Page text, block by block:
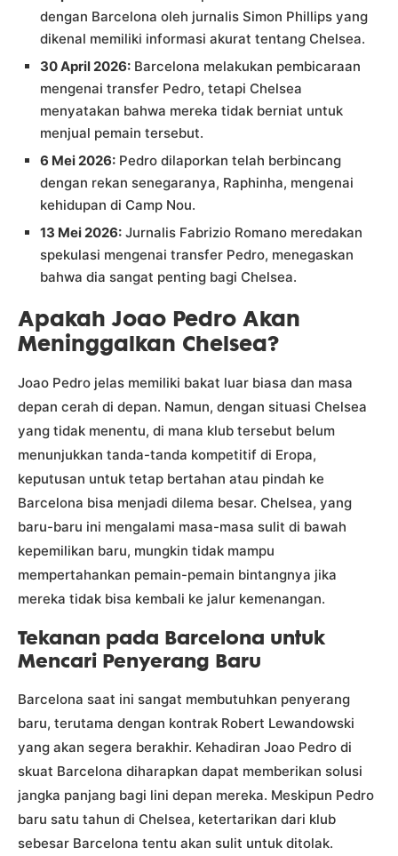
dengan Barcelona oleh jurnalis Simon Phillips yang
dikenal memiliki informasi akurat tentang Chelsea.
30 April 2026: Barcelona melakukan pembicaraan
mengenai transfer Pedro, tetapi Chelsea
menyatakan bahwa mereka tidak berniat untuk
menjual pemain tersebut.
6 Mei 2026: Pedro dilaporkan telah berbincang
dengan rekan senegaranya, Raphinha, mengenai
kehidupan di Camp Nou.
13 Mei 2026: Jurnalis Fabrizio Romano meredakan
spekulasi mengenai transfer Pedro, menegaskan
bahwa dia sangat penting bagi Chelsea.
Apakah Joao Pedro Akan
Meninggalkan Chelsea?
Joao Pedro jelas memiliki bakat luar biasa dan masa
depan cerah di depan. Namun, dengan situasi Chelsea
yang tidak menentu, di mana klub tersebut belum
menunjukkan tanda-tanda kompetitif di Eropa,
keputusan untuk tetap bertahan atau pindah ke
Barcelona bisa menjadi dilema besar. Chelsea, yang
baru-baru ini mengalami masa-masa sulit di bawah
kepemilikan baru, mungkin tidak mampu
mempertahankan pemain-pemain bintangnya jika
mereka tidak bisa kembali ke jalur kemenangan.
Tekanan pada Barcelona untuk
Mencari Penyerang Baru
Barcelona saat ini sangat membutuhkan penyerang
baru, terutama dengan kontrak Robert Lewandowski
yang akan segera berakhir. Kehadiran Joao Pedro di
skuat Barcelona diharapkan dapat memberikan solusi
jangka panjang bagi lini depan mereka. Meskipun Pedro
baru satu tahun di Chelsea, ketertarikan dari klub
sebesar Barcelona tentu akan sulit untuk ditolak.